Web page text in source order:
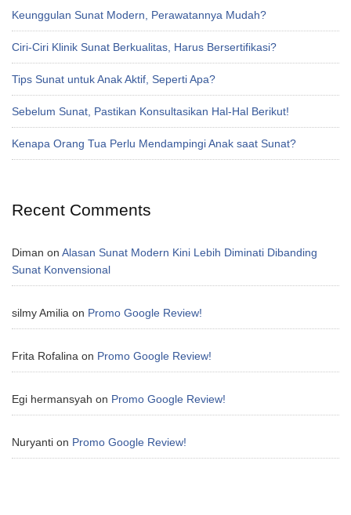
Keunggulan Sunat Modern, Perawatannya Mudah?
Ciri-Ciri Klinik Sunat Berkualitas, Harus Bersertifikasi?
Tips Sunat untuk Anak Aktif, Seperti Apa?
Sebelum Sunat, Pastikan Konsultasikan Hal-Hal Berikut!
Kenapa Orang Tua Perlu Mendampingi Anak saat Sunat?
Recent Comments
Diman on Alasan Sunat Modern Kini Lebih Diminati Dibanding
Sunat Konvensional
silmy Amilia on Promo Google Review!
Frita Rofalina on Promo Google Review!
Egi hermansyah on Promo Google Review!
Nuryanti on Promo Google Review!